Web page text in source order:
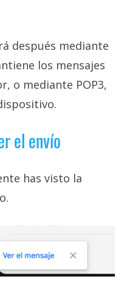
después mediante
los mensajes
o mediante POP3,
el envío
has visto la